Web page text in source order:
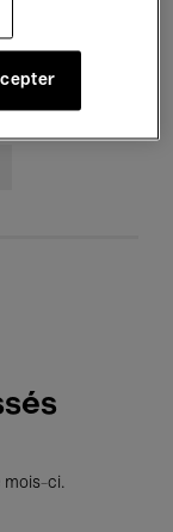
mois-ci.